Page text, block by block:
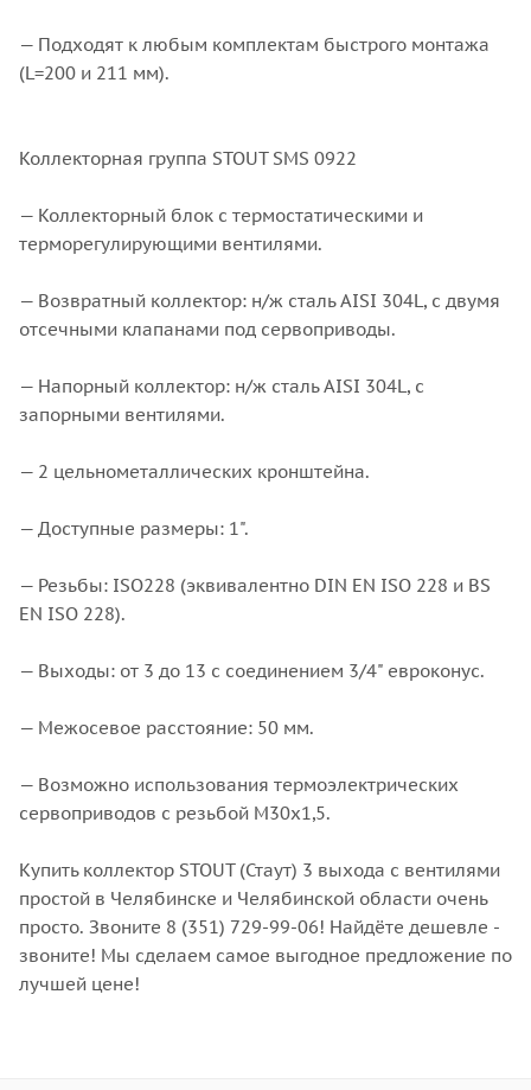
— Подходят к любым комплектам быстрого монтажа
(L=200 и 211 мм).
Коллекторная группа STOUT SMS 0922
— Коллекторный блок с термостатическими и
терморегулирующими вентилями.
— Возвратный коллектор: н/ж сталь AISI 304L, с двумя
отсечными клапанами под сервоприводы.
— Напорный коллектор: н/ж сталь AISI 304L, с
запорными вентилями.
— 2 цельнометаллических кронштейна.
— Доступные размеры: 1".
— Резьбы: ISO228 (эквивалентно DIN EN ISO 228 и BS
EN ISO 228).
— Выходы: от 3 до 13 с соединением 3/4" евроконус.
— Межосевое расстояние: 50 мм.
— Возможно использования термоэлектрических
сервоприводов с резьбой М30х1,5.
Купить коллектор STOUT (Стаут) 3 выхода с вентилями
простой в Челябинске и Челябинской области очень
просто. Звоните 8 (351) 729-99-06! Найдёте дешевле -
звоните! Мы сделаем самое выгодное предложение по
лучшей цене!